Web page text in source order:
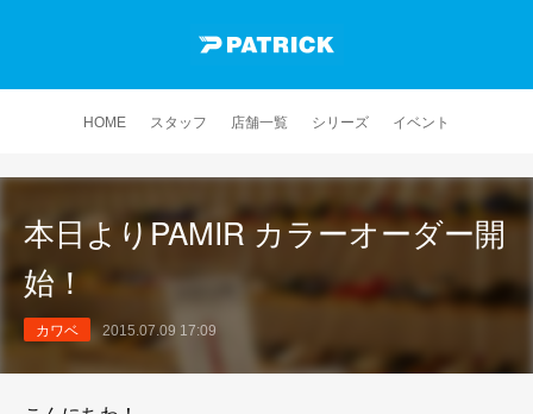
HOME スタッフ 店舗一覧 シリーズ イベント
本日よりPAMIR カラーオーダー開
始！
カワベ 2015.07.09 17:09